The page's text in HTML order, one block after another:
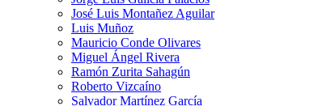
José Luis Montañez Aguilar
Luis Muñoz
Mauricio Conde Olivares
Miguel Ángel Rivera
Ramón Zurita Sahagún
Roberto Vizcaíno
Salvador Martínez García